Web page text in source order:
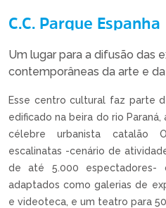
C.C. Parque Espanha
Um lugar para a difusão das
contemporâneas da arte e
Esse centro cultural faz parte
edificado na beira do rio
célebre urbanista catalão
escalinatas -cenário de
de até 5.000 espectadores-
adaptados como galerias de
e videoteca, e um teatro para